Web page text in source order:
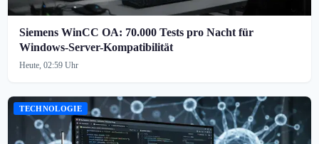
Siemens WinCC OA: 70.000 Tests pro Nacht für
Windows-Server-Kompatibilität
Heute, 02:59 Uhr
TECHNOLOGIE